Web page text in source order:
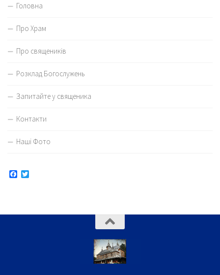
Головна
Про Храм
Про священиків
Розклад Богослужень
Запитайте у священика
Контакти
Наші Фото
Facebook